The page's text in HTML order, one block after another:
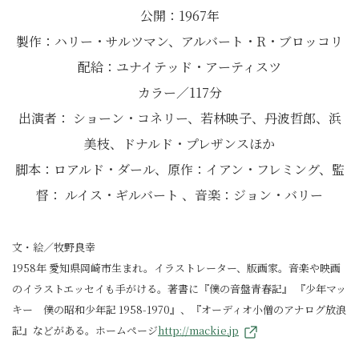
公開：1967年
製作：ハリー・サルツマン、アルバート・R・ブロッコリ
配給：ユナイテッド・アーティスツ
カラー／117分
出演者： ショーン・コネリー、若林映子、丹波哲郎、浜
美枝、ドナルド・プレザンスほか
脚本：ロアルド・ダール、原作：イアン・フレミング、監
督： ルイス・ギルバート 、音楽：ジョン・バリー
文・絵／牧野良幸
1958年 愛知県岡崎市生まれ。イラストレーター、版画家。音楽や映画
のイラストエッセイも手がける。著書に『僕の音盤青春記』 『少年マッ
キー 僕の昭和少年記 1958-1970』、『オーディオ小僧のアナログ放浪
記』などがある。ホームページhttp://mackie.jp